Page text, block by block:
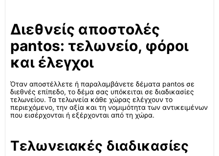
Διεθνείς αποστολές
pantos: τελωνείο, φόροι
και έλεγχοι
Όταν αποστέλλετε ή παραλαμβάνετε δέματα pantos σε
διεθνές επίπεδο, το δέμα σας υπόκειται σε διαδικασίες
τελωνείου. Τα τελωνεία κάθε χώρας ελέγχουν το
περιεχόμενο, την αξία και τη νομιμότητα των αντικειμένων
που εισέρχονται ή εξέρχονται από τη χώρα.
Τελωνειακές διαδικασίες